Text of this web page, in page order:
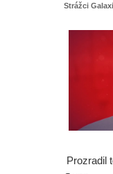
Strážci
Prozradil